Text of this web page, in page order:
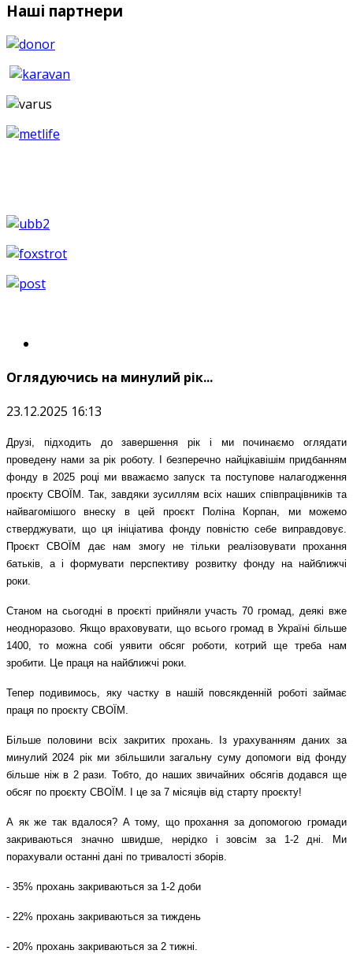
Наші партнери
Оглядуючись на минулий рік...
23.12.2025 16:13
Друзі, підходить до завершення рік і ми починаємо оглядати
проведену нами за рік роботу. І безперечно найцікавішім придбанням
фонду в 2025 році ми вважаємо запуск та поступове налагодження
проєкту СВОЇМ. Так, завдяки зусиллям всіх наших співпрацівників та
найвагомішого внеску в цей проєкт Поліна Корпан, ми можемо
стверджувати, що ця ініціатива фонду повністю себе виправдовує.
Проєкт СВОЇМ дає нам змогу не тільки реалізовувати прохання
батьків, а і формувати перспективу розвитку фонду на найближчі
роки.
Станом на сьогодні в проєкті прийняли участь 70 громад, деякі вже
неодноразово. Якщо враховувати, що всього громад в Україні більше
1400, то можна собі уявити обсяг роботи, котрий ще треба нам
зробити. Це праця на найближчі роки.
Тепер подивимось, яку частку в нашій повсякденній роботі займає
праця по проєкту СВОЇМ.
Більше половини всіх закритих прохань. Із урахуванням даних за
минулий 2024 рік ми збільшили загальну суму допомоги від фонду
більше ніж в 2 рази. Тобто, до наших звичайних обсягів додався ще
обсяг по проєкту СВОЇМ. І це за 7 місяців від старту проєкту!
А як же так вдалося? А тому, що прохання за допомогою громади
закриваються значно швидше, нерідко і зовсім за 1-2 дні. Ми
порахували останні дані по тривалості зборів.
- 35% прохань закриваються за 1-2 доби
- 22% прохань закриваються за тиждень
- 20% прохань закриваються за 2 тижні.